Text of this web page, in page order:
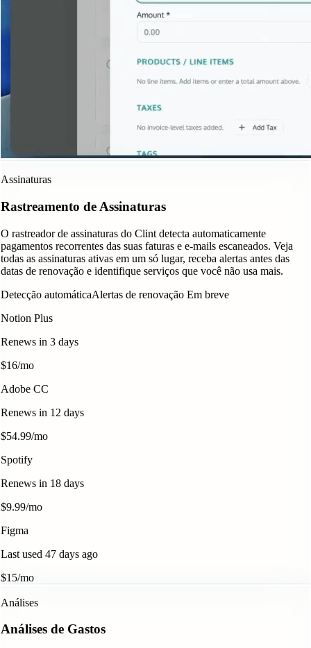
Assinaturas
Rastreamento de Assinaturas
O rastreador de assinaturas do Clint detecta automaticamente
pagamentos recorrentes das suas faturas e e-mails escaneados. Veja
todas as assinaturas ativas em um só lugar, receba alertas antes das
datas de renovação e identifique serviços que você não usa mais.
Detecção automáticaAlertas de renovação Em breve
Notion Plus
Renews in 3 days
$16/mo
Adobe CC
Renews in 12 days
$54.99/mo
Spotify
Renews in 18 days
$9.99/mo
Figma
Last used 47 days ago
$15/mo
Análises
Análises de Gastos